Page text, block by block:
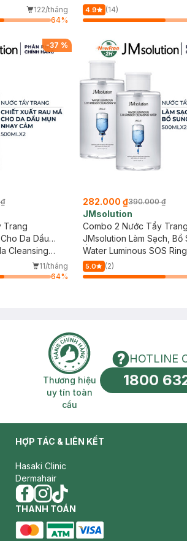
122/tháng
64%
Water
4.9 (14)
-37 %
Trang
Da Dầu
Cleansing
11/tháng
64%
282.000 ₫390.000 ₫
JMsolution
Combo 2 Nước Tẩy Trang
JMsolution Làm Sạch, Bổ
Ẩm 500ml
Water Luminous SOS
Cleansing Water Black
5.0 (2)
miễn phí Thương hiệu uy tín toàn
Thương hiệu
uy tín toàn
cầu
HOTLINE
1800
HỢP TÁC & LIÊN KẾT
Hasaki Clinic
Dermahair
facebook
instagram
tiktok
THANH TOÁN